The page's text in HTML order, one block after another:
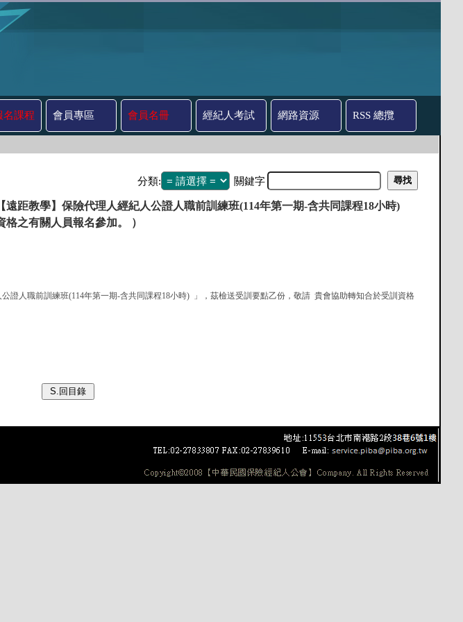
名課程 會員專區 會員名冊 經紀人考試 網路資源 RSS 總攬
分類: 關鍵字
距教學】保險代理人經紀人公證人職前訓練班(114年第一期-含共同課程18小時)
之有關人員報名參加。 ）
證人職前訓練班(114年第一期-含共同課程18小時) 」，茲檢送受訓要點乙份，敬請 貴會協助轉知合於受訓資格